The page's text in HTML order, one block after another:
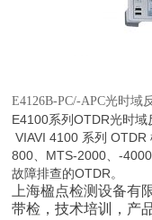
E4126B-PC/-APC光时域
E4100系列OTDR光时域
VIAVI 4100 系列
800、MTS-2000、-
故障排查的OTDR。
上海楹点检测设备有
带检 ，技术培训，产